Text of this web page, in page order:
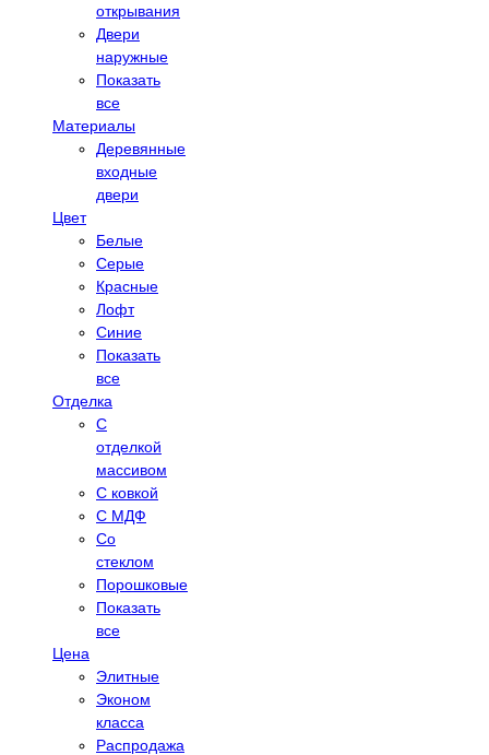
открывания
Двери
наружные
Показать
все
Материалы
Деревянные
входные
двери
Цвет
Белые
Серые
Красные
Лофт
Синие
Показать
все
Отделка
С
отделкой
массивом
С ковкой
С МДФ
Cо
стеклом
Порошковые
Показать
все
Цена
Элитные
Эконом
класса
Распродажа